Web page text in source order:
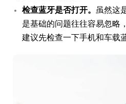
检查蓝牙是否打开。
虽然这
是基础的问题往往容易忽略
建议先检查一下手机和车载